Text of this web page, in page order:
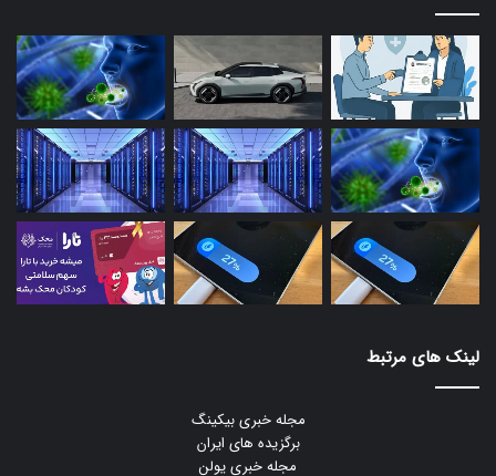
لینک های مرتبط
مجله خبری بیکینگ
برگزیده های ایران
مجله خبری یولن